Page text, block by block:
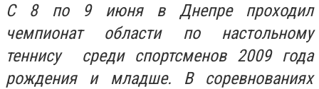
С 8 по 9 июня в Днепре проходил
чемпионат области по настольному
теннису среди спортсменов 2009 года
рождения и младше. В соревнованиях